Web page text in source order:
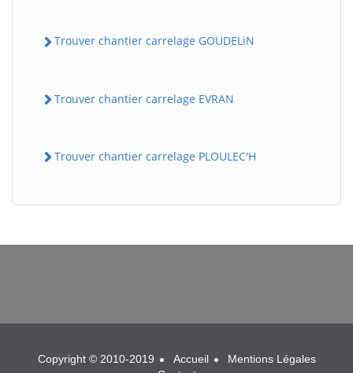
Trouver chantier carrelage GOUDELiN
Trouver chantier carrelage EVRAN
Trouver chantier carrelage PLOULEC'H
BatiWebPro
Copyright © 2010-2019 Accueil
Mentions Légales